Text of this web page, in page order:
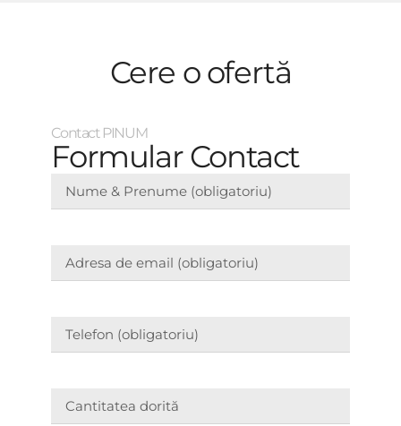
Cere o ofertă
Contact PINUM
Formular Contact